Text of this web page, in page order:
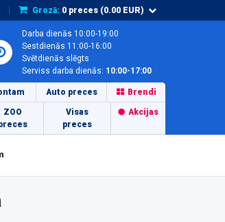
Grozā: 0 preces (0.00 EUR)
Darba dienās 10:00-19:00
Sestdienās 11:00-16:00
Svētdienās slēgts
Serviss darba dienās: 10:00-17:00
Auto preces Brendi
ZOO
Visas
preces
Akcijas